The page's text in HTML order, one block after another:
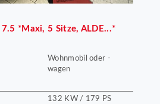
*Maxi, 5 Sitze, ALDE...*
Wohnmobil oder -
wagen
132 KW / 179 PS